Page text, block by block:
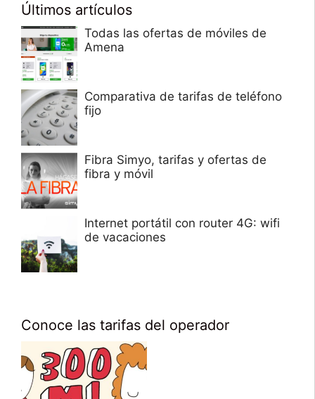
Últimos artículos
Todas las ofertas de móviles de
Amena
Comparativa de tarifas de teléfono
fijo
Fibra Simyo, tarifas y ofertas de
fibra y móvil
Internet portátil con router 4G: wifi
de vacaciones
Conoce las tarifas del operador